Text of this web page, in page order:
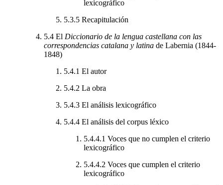
lexicográfico
5.3.5 Recapitulación
5.4 El Diccionario de la lengua castellana con las
correspondencias catalana y latina de Labernia (1844-
1848)
5.4.1 El autor
5.4.2 La obra
5.4.3 El análisis lexicográfico
5.4.4 El análisis del corpus léxico
5.4.4.1 Voces que no cumplen el criterio
lexicográfico
5.4.4.2 Voces que cumplen el criterio
lexicográfico